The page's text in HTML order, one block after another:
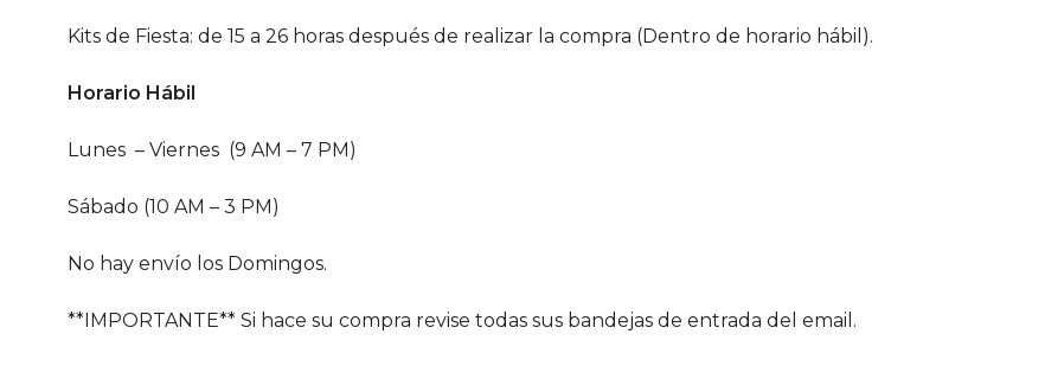
Kits de Fiesta: de 15 a 26 horas después de realizar la compra (Dentro de horario hábil).
Horario Hábil
Lunes – Viernes (9 AM – 7 PM)
Sábado (10 AM – 3 PM)
No hay envío los Domingos.
**IMPORTANTE** Si hace su compra revise todas sus bandejas de entrada del email.